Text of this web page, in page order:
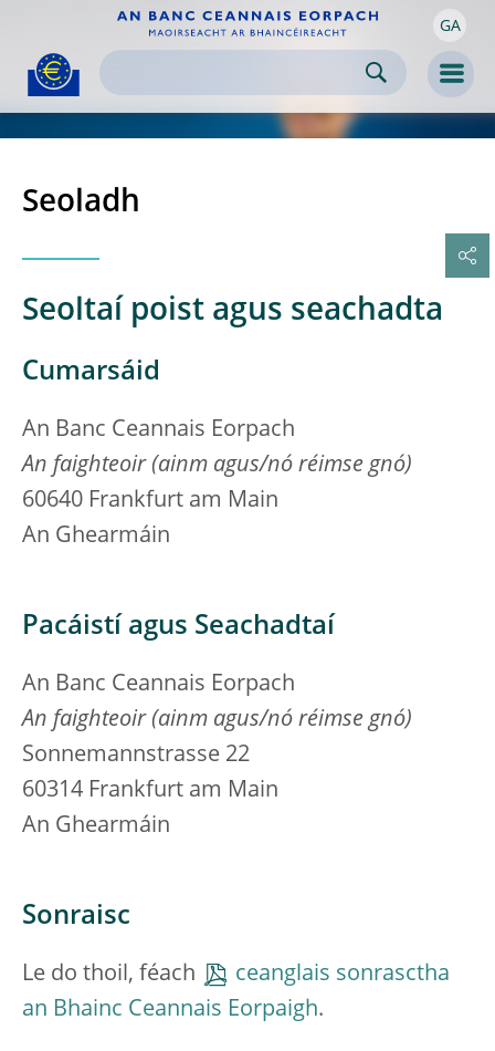
navigation content footer GA
Seoladh
Seoltaí poist agus seachadta
Cumarsáid
An Banc Ceannais Eorpach
An faighteoir (ainm agus/nó réimse gnó)
60640 Frankfurt am Main
An Ghearmáin
Pacáistí agus Seachadtaí
An Banc Ceannais Eorpach
An faighteoir (ainm agus/nó réimse gnó)
Sonnemannstrasse 22
60314 Frankfurt am Main
An Ghearmáin
Sonraisc
Le do thoil, féach
ceanglais sonrasctha
an Bhainc Ceannais Eorpaigh.